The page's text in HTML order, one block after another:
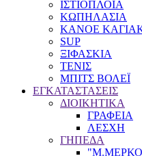
ΙΣΤΙΟΠΛΟΪΑ
ΚΩΠΗΛΑΣΙΑ
ΚΑΝΟΕ
SUP
ΞΙΦΑΣΚΙΑ
ΤΕΝΙΣ
ΜΠΙΤΣ ΒΟΛΕΪ
ΕΓΚΑΤΑΣΤΑΣΕΙΣ
ΔΙΟΙΚΗΤΙΚΑ
ΓΡΑΦΕΙΑ
ΛΕΣΧΗ
ΓΗΠΕΔΑ